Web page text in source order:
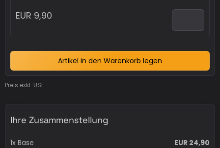
EUR 9,90
Preis exkl. USt.
Ihre Zusammenstellung
1x Base EUR 24,90